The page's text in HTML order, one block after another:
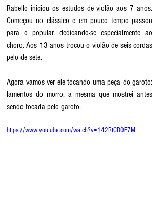
Rabello iniciou os estudos de violão aos 7 anos.
Começou no clássico e em pouco tempo passou
para o popular, dedicando-se especialmente ao
choro. Aos 13 anos trocou o violão de seis cordas
pelo de sete.
Agora vamos ver ele tocando uma peça do garoto:
lamentos do morro, a mesma que mostrei antes
sendo tocada pelo garoto.
https://www.youtube.com/watch?v=142RtCD0F7M